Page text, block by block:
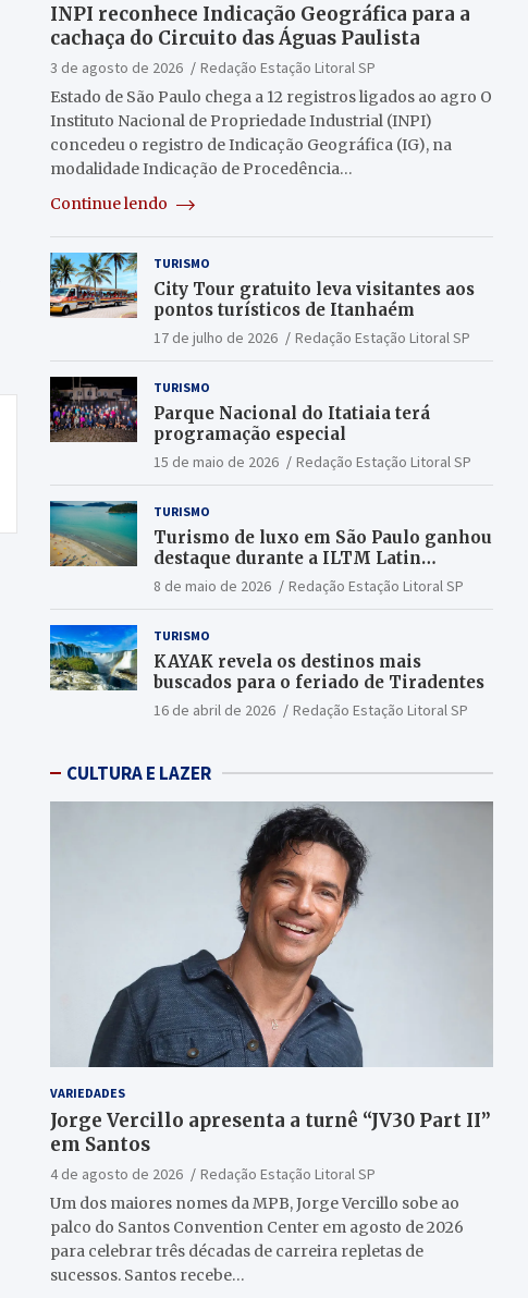
INPI reconhece Indicação Geográfica para a
cachaça do Circuito das Águas Paulista
3 de agosto de 2026
Redação Estação Litoral SP
Estado de São Paulo chega a 12 registros ligados ao agro O
Instituto Nacional de Propriedade Industrial (INPI)
concedeu o registro de Indicação Geográfica (IG), na
modalidade Indicação de Procedência…
Continue lendo
TURISMO
City Tour gratuito leva visitantes aos
pontos turísticos de Itanhaém
17 de julho de 2026 Redação Estação Litoral SP
TURISMO
Parque Nacional do Itatiaia terá
programação especial
15 de maio de 2026 Redação Estação Litoral SP
TURISMO
Turismo de luxo em São Paulo ganhou
destaque durante a ILTM Latin
America 2026
8 de maio de 2026 Redação Estação Litoral SP
TURISMO
KAYAK revela os destinos mais
buscados para o feriado de Tiradentes
16 de abril de 2026 Redação Estação Litoral SP
CULTURA E LAZER
VARIEDADES
Jorge Vercillo apresenta a turnê “JV30 Part II”
em Santos
4 de agosto de 2026
Redação Estação Litoral SP
Um dos maiores nomes da MPB, Jorge Vercillo sobe ao
palco do Santos Convention Center em agosto de 2026
para celebrar três décadas de carreira repletas de
sucessos. Santos recebe…